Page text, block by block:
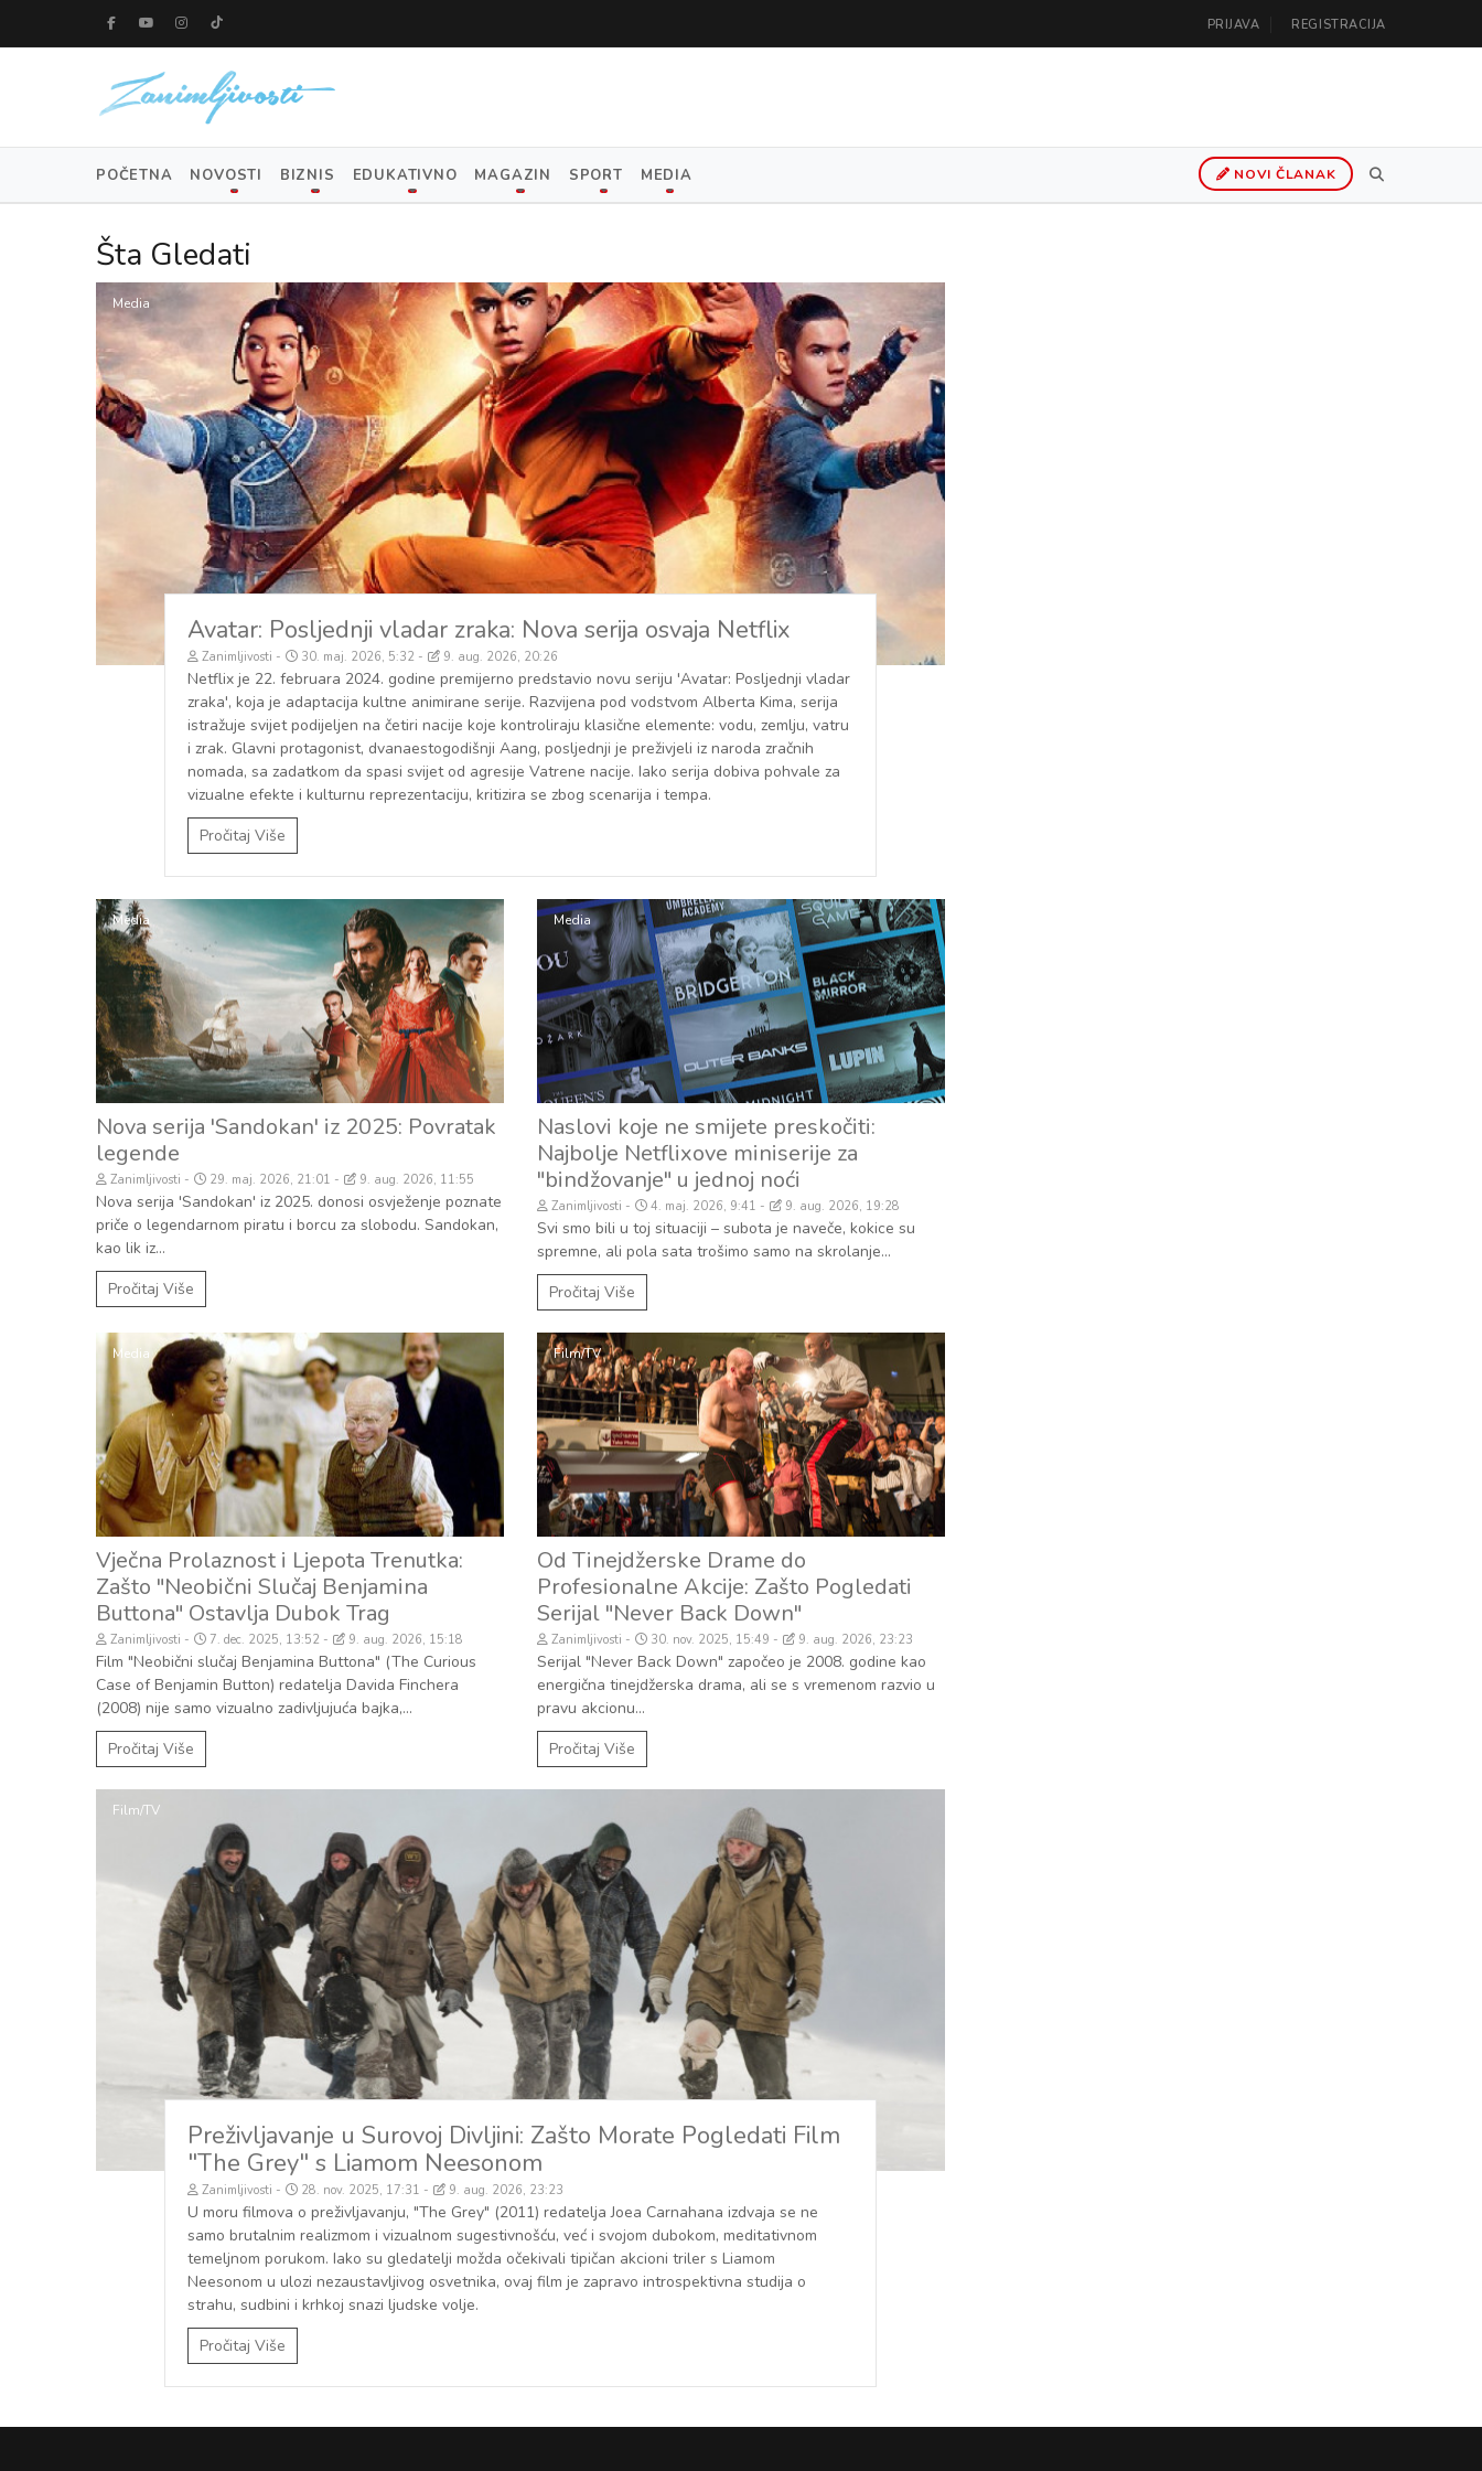
PRIJAVA REGISTRACIJA
POČETNA NOVOSTI BIZNIS EDUKATIVNO MAGAZIN SPORT MEDIA NOVI ČLANAK
Šta Gledati
Media
Avatar: Posljednji vladar zraka: Nova serija osvaja Netflix
Zanimljivosti 30. maj. 2026, 5:32 9. aug. 2026, 20:26
Netflix je 22. februara 2024. godine premijerno predstavio novu seriju 'Avatar: Posljednji vladar
zraka', koja je adaptacija kultne animirane serije. Razvijena pod vodstvom Alberta Kima, serija
istražuje svijet podijeljen na četiri nacije koje kontroliraju klasične elemente: vodu, zemlju, vatru
i zrak. Glavni protagonist, dvanaestogodišnji Aang, posljednji je preživjeli iz naroda zračnih
nomada, sa zadatkom da spasi svijet od agresije Vatrene nacije. Iako serija dobiva pohvale za
vizualne efekte i kulturnu reprezentaciju, kritizira se zbog scenarija i tempa.
Pročitaj Više
Media
Nova serija 'Sandokan' iz 2025: Povratak
legende
Zanimljivosti 29. maj. 2026, 21:01 9. aug. 2026, 11:55
Nova serija 'Sandokan' iz 2025. donosi osvježenje poznate
priče o legendarnom piratu i borcu za slobodu. Sandokan,
kao lik iz...
Pročitaj Više
Media
Naslovi koje ne smijete preskočiti:
Najbolje Netflixove miniserije za
"bindžovanje" u jednoj noći
Zanimljivosti 4. maj. 2026, 9:41 9. aug. 2026, 19:28
Svi smo bili u toj situaciji – subota je naveče, kokice su
spremne, ali pola sata trošimo samo na skrolanje...
Pročitaj Više
Media
Vječna Prolaznost i Ljepota Trenutka:
Zašto "Neobični Slučaj Benjamina
Buttona" Ostavlja Dubok Trag
Zanimljivosti 7. dec. 2025, 13:52 9. aug. 2026, 15:18
Film "Neobični slučaj Benjamina Buttona" (The Curious
Case of Benjamin Button) redatelja Davida Finchera
(2008) nije samo vizualno zadivljujuća bajka,...
Pročitaj Više
Film/TV
Od Tinejdžerske Drame do
Profesionalne Akcije: Zašto Pogledati
Serijal "Never Back Down"
Zanimljivosti 30. nov. 2025, 15:49 9. aug. 2026, 23:23
Serijal "Never Back Down" započeo je 2008. godine kao
energična tinejdžerska drama, ali se s vremenom razvio u
pravu akcionu...
Pročitaj Više
Film/TV
Preživljavanje u Surovoj Divljini: Zašto Morate Pogledati Film
"The Grey" s Liamom Neesonom
Zanimljivosti 28. nov. 2025, 17:31 9. aug. 2026, 23:23
U moru filmova o preživljavanju, "The Grey" (2011) redatelja Joea Carnahana izdvaja se ne
samo brutalnim realizmom i vizualnom sugestivnošću, već i svojom dubokom, meditativnom
temeljnom porukom. Iako su gledatelji možda očekivali tipičan akcioni triler s Liamom
Neesonom u ulozi nezaustavljivog osvetnika, ovaj film je zapravo introspektivna studija o
strahu, sudbini i krhkoj snazi ljudske volje.
Pročitaj Više